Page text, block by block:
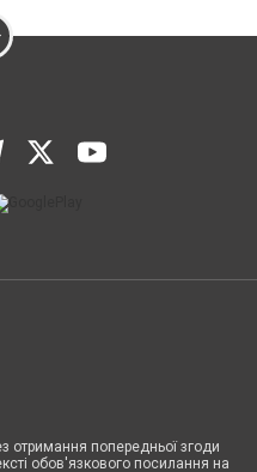
отримання попередньої згоди
обов'язкового посилання на